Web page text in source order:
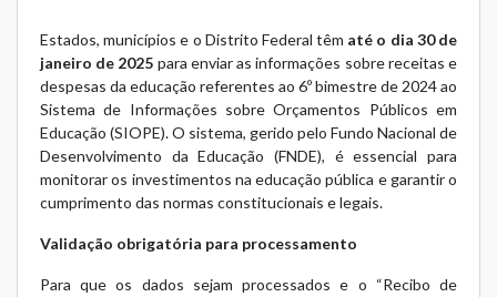
Estados, municípios e o Distrito Federal têm até o dia 30 de
janeiro de 2025 para enviar as informações sobre receitas e
despesas da educação referentes ao 6º bimestre de 2024 ao
Sistema de Informações sobre Orçamentos Públicos em
Educação (SIOPE). O sistema, gerido pelo Fundo Nacional de
Desenvolvimento da Educação (FNDE), é essencial para
monitorar os investimentos na educação pública e garantir o
cumprimento das normas constitucionais e legais.
Validação obrigatória para processamento
Para que os dados sejam processados e o “Recibo de